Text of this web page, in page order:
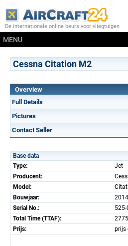
De internationale online beurs voor vliegtuigen
MENU
Cessna Citation M2
Overview
Full Details
Pictures
Contact Seller
Base data
Type:
Jet
Producent:
Model:
Bouwjaar:
2014
Serial No.:
525-
Total Time (TTAF):
Prijs:
prijs